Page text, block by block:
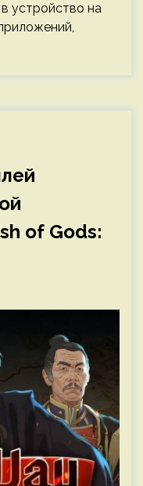
устройство на
of Gods: